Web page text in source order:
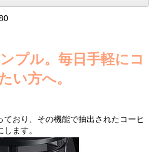
プル。毎日手軽にコ
い方へ。
おり、その機能で抽出されたコーヒ
ます。